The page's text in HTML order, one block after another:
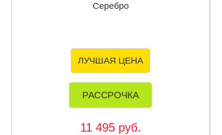
Серебро
ЛУЧШАЯ ЦЕНА
РАССРОЧКА
11 495 руб.